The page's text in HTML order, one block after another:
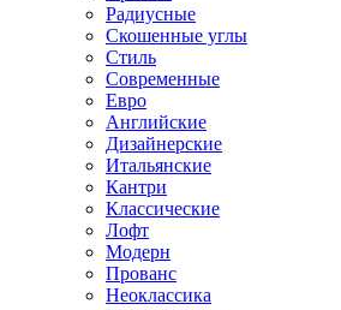
Радиусные
Скошенные углы
Стиль
Современные
Евро
Английские
Дизайнерские
Итальянские
Кантри
Классические
Лофт
Модерн
Прованс
Неоклассика